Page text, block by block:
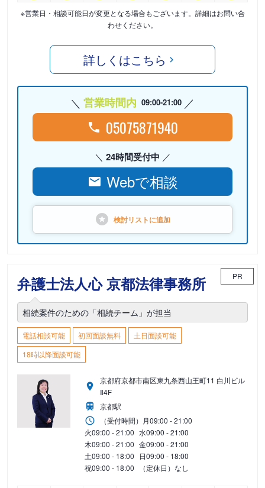
※営業日・相談可能日が変更となる場合もございます。詳細はお問い合
わせください。
詳しくはこちら
営業時間内 09:00-21:00
05075871940
24時間受付中
Webで相談
検討リストに追加
弁護士法人心 京都法律事務所 PR
相続案件のための「相続チーム」が担当
電話相談可能 初回面談無料
土日面談可能
18時以降面談可能
京都府京都市南区東九条西山王町11 白川ビル
Ⅱ4F
京都駅
（受付時間） 月09:00 - 21:00
火09:00 - 21:00 水09:00 - 21:00
木09:00 - 21:00 金09:00 - 21:00
土09:00 - 18:00 日09:00 - 18:00
祝09:00 - 18:00 （定休日）なし